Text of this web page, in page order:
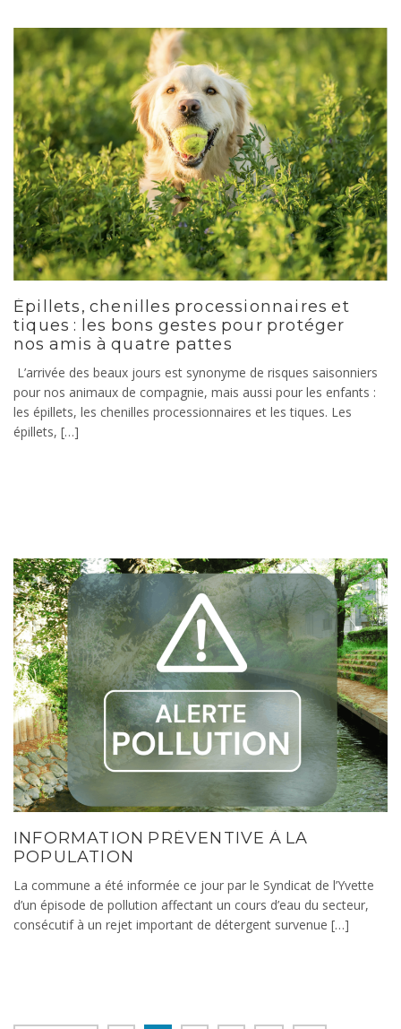
Épillets, chenilles processionnaires et
tiques : les bons gestes pour protéger
nos amis à quatre pattes
L’arrivée des beaux jours est synonyme de risques saisonniers
pour nos animaux de compagnie, mais aussi pour les enfants :
les épillets, les chenilles processionnaires et les tiques. Les
épillets, […]
INFORMATION PRÉVENTIVE À LA
POPULATION
La commune a été informée ce jour par le Syndicat de l’Yvette
d’un épisode de pollution affectant un cours d’eau du secteur,
consécutif à un rejet important de détergent survenue […]